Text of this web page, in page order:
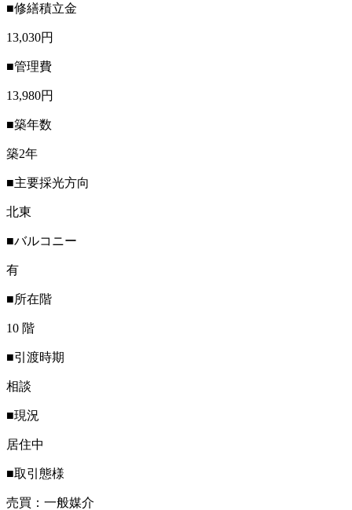
■修繕積立金
13,030円
■管理費
13,980円
■築年数
築2年
■主要採光方向
北東
■バルコニー
有
■所在階
10 階
■引渡時期
相談
■現況
居住中
■取引態様
売買：一般媒介